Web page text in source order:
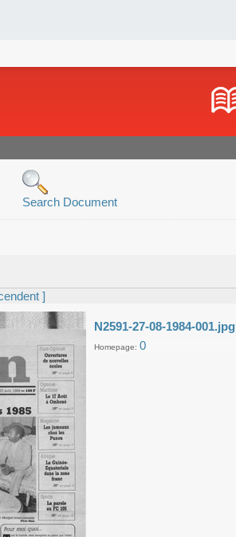
Search Document
]
N2591-27-08-1984-001.jpg
Homepage: 0